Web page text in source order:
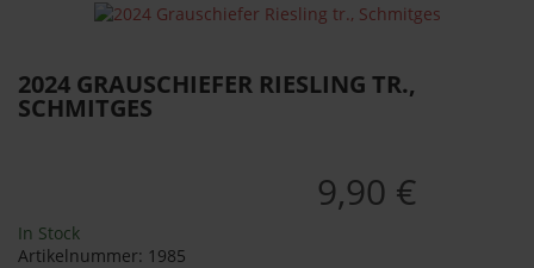
2024 GRAUSCHIEFER RIESLING TR.,
SCHMITGES
9,90 €
In Stock
Artikelnummer: 1985